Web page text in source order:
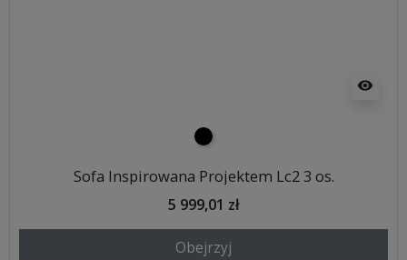
visibility
czarny
Sofa Inspirowana Projektem Lc2 3 os.
5 999,01 zł
Obejrzyj